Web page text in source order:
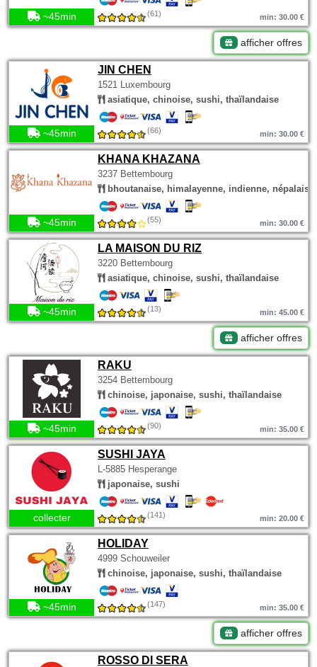
~45min (61) min: 30.00 €
afficher offres
JIN CHEN
1521 Luxembourg
asiatique, chinoise, sushi, thaïlandaise
~45min (66) min: 30.00 €
KHANA KHAZANA
3237 Bettembourg
bhoutanaise, himalayenne, indienne, népalaise
~45min (55) min: 30.00 €
LA MAISON DU RIZ
3220 Bettembourg
asiatique, chinoise, sushi, thaïlandaise
~45min (13) min: 45.00 €
afficher offres
RAKU
3254 Bettembourg
chinoise, japonaise, sushi, thaïlandaise
~45min (90) min: 35.00 €
SUSHI JAYA
L-5885 Hesperange
japonaise, sushi
collecter (141) min: 20.00 €
HOLIDAY
4999 Schouweiler
chinoise, japonaise, sushi, thaïlandaise
~45min (147) min: 35.00 €
afficher offres
ROSSO DI SERA